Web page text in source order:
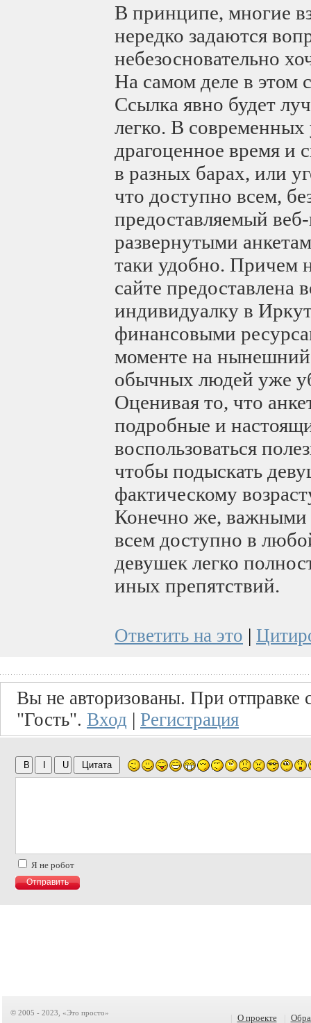
В принципе, многие
нередко задаются
небезосновательно
На самом деле в этом
Ссылка явно будет
легко. В современных
драгоценное время и
в разных барах, или
что доступно всем,
предоставляемый
развернутыми
таки удобно. Причем
сайте предоставлена
индивидуалку в
финансовыми
моменте на нынешний
обычных людей уже
Оценивая то, что
подробные и
воспользоваться
чтобы подыскать
фактическому
Конечно же, важными
всем доступно в
девушек легко
иных препятствий.
Ответить на это |
Вы не авторизованы. При отправке
"Гость". Вход | Регистрация
Я не робот
© 2005 - 2023, «Это просто» О проекте